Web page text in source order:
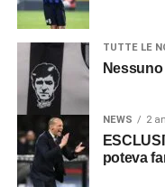
TUTTE LE
NEWS 2
poteva